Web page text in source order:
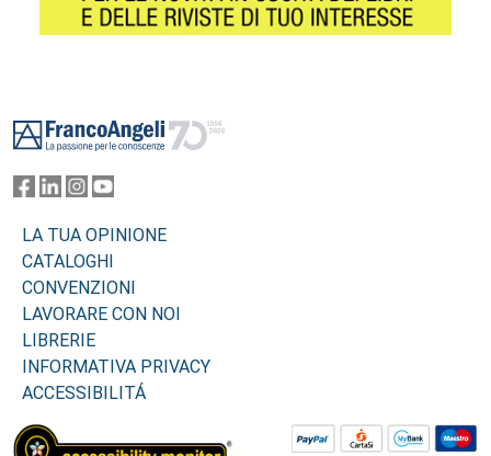
LA TUA OPINIONE
CATALOGHI
CONVENZIONI
LAVORARE CON NOI
LIBRERIE
INFORMATIVA PRIVACY
ACCESSIBILITÁ